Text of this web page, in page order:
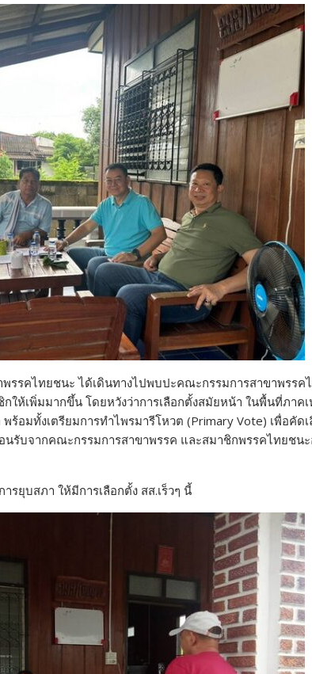
รรคไทยชนะ ได้เดินทางไปพบปะคณะกรรมการสาขาพรรค
ให้เพิ่มมากขึ้น โดยหวังว่าการเลือกตั้งสมัยหน้า ในพื้นที่ภาค
อมทั้งเตรียมการทำไพรมารีโหวต (Primary Vote) เพื่อคัด
นรับจากคณะกรรมการสาขาพรรค และสมาชิกพรรคไทยชนะ
รยุบสภา ให้มีการเลือกตั้ง สส.เร็วๆ นี้